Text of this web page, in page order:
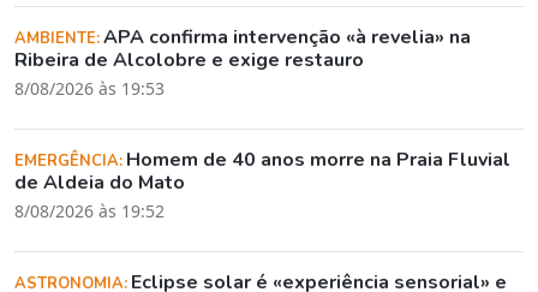
AMBIENTE:APA confirma intervenção «à revelia» na
Ribeira de Alcolobre e exige restauro
8/08/2026 às 19:53
EMERGÊNCIA: Homem de 40 anos morre na Praia Fluvial
de Aldeia do Mato
8/08/2026 às 19:52
ASTRONOMIA: Eclipse solar é «experiência sensorial» e